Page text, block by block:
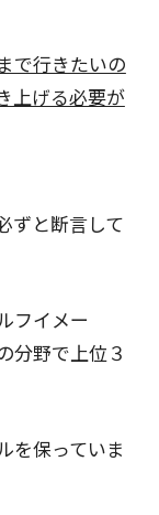
で行きたいの
上げる必要が
ずと断言して
フイメー
分野で上位３
を保っていま